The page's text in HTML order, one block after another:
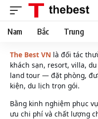
Nam Bắc Trung
The Best VN là đối tác
khách sạn, resort, villa,
land tour — đặt phòng,
kiện, du lịch trọn gói.
Bằng kinh nghiệm phục
ưu chi phí và chất lượng